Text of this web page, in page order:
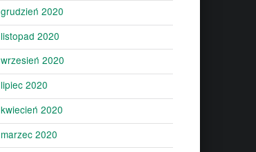
grudzień 2020
listopad 2020
wrzesień 2020
lipiec 2020
kwiecień 2020
marzec 2020